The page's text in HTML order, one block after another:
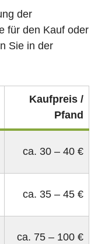
der
für den Kauf oder
Sie in der
Kaufpreis /
Pfand
ca. 30 – 40 €
ca. 35 – 45 €
ca. 75 – 100 €